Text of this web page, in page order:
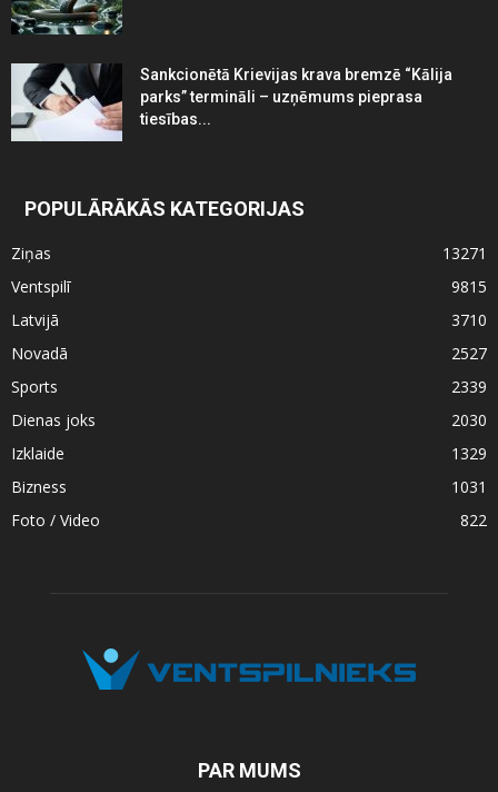
Sankcionētā Krievijas krava bremzē “Kālija
parks” termināli – uzņēmums pieprasa
tiesības...
POPULĀRĀKĀS KATEGORIJAS
Ziņas
13271
Ventspilī
9815
Latvijā
3710
Novadā
2527
Sports
2339
Dienas joks
2030
Izklaide
1329
Bizness
1031
Foto / Video
822
PAR MUMS